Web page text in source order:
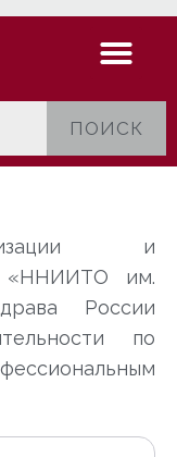
ПОИСК
и
«ННИИТО им.
России
по